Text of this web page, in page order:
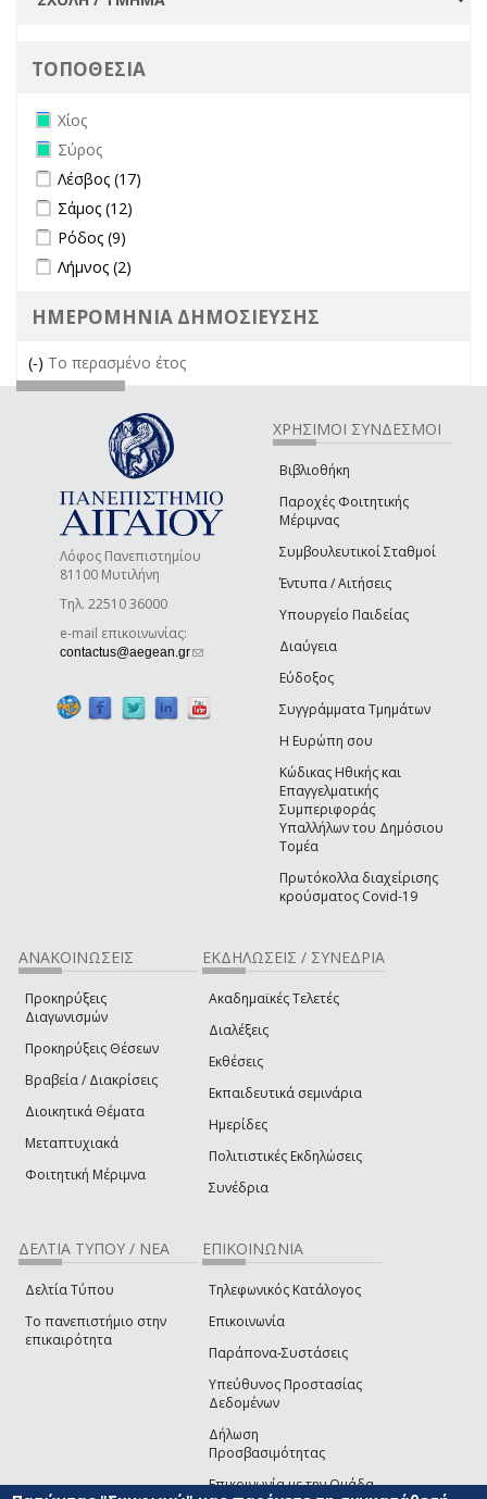
ΤΟΠΟΘΕΣΙΑ
Remove Χίος filter
Χίος
Remove Σύρος filter
Σύρος
Apply Λέσβος filter
Λέσβος (17)
Apply Σάμος filter
Σάμος (12)
Apply Ρόδος filter
Ρόδος (9)
Apply Λήμνος filter
Λήμνος (2)
ΗΜΕΡΟΜΗΝΙΑ ΔΗΜΟΣΙΕΥΣΗΣ
(-) Remove Το περασμένο έτος filter
Το περασμένο έτος
Λόφος Πανεπιστημίου
81100 Μυτιλήνη
Τηλ. 22510 36000
e-mail επικοινωνίας:
contactus@aegean.gr(link sends e-mail)
ΧΡΗΣΙΜΟΙ ΣΥΝΔΕΣΜΟΙ
Βιβλιοθήκη
Παροχές Φοιτητικής
Μέριμνας
Συμβουλευτικοί Σταθμοί
Έντυπα / Αιτήσεις
Υπουργείο Παιδείας
Διαύγεια
Εύδοξος
Συγγράμματα Τμημάτων
Η Ευρώπη σου
Κώδικας Ηθικής και
Επαγγελματικής
Συμπεριφοράς
Υπαλλήλων του Δημόσιου
Τομέα
Πρωτόκολλα διαχείρισης
κρούσματος Covid-19
ΑΝΑΚΟΙΝΩΣΕΙΣ
Προκηρύξεις
Διαγωνισμών
Προκηρύξεις Θέσεων
Βραβεία / Διακρίσεις
Διοικητικά Θέματα
Μεταπτυχιακά
Φοιτητική Μέριμνα
ΕΚΔΗΛΩΣΕΙΣ / ΣΥΝΕΔΡΙΑ
Ακαδημαϊκές Τελετές
Διαλέξεις
Εκθέσεις
Εκπαιδευτικά σεμινάρια
Ημερίδες
Πολιτιστικές Εκδηλώσεις
Συνέδρια
ΔΕΛΤΙΑ ΤΥΠΟΥ / ΝΕΑ
Δελτία Τύπου
Το πανεπιστήμιο στην
επικαιρότητα
ΕΠΙΚΟΙΝΩΝΙΑ
Τηλεφωνικός Κατάλογος
Επικοινωνία
Παράπονα-Συστάσεις
Υπεύθυνος Προστασίας
Δεδομένων
Δήλωση
Προσβασιμότητας
Επικοινωνία με την Ομάδα